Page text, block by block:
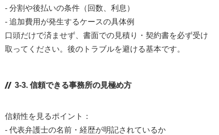
- 分割や後払いの条件（回数、利息）
- 追加費用が発生するケースの具体例
口頭だけで済ませず、書面での見積り・契約書を必ず受け
取ってください。後のトラブルを避ける基本です。
3-3. 信頼できる事務所の見極め方
信頼性を見るポイント：
- 代表弁護士の名前・経歴が明記されているか